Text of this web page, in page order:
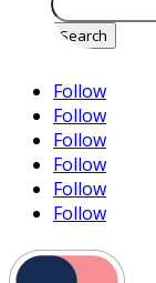
Follow
Follow
Follow
Follow
Follow
Follow